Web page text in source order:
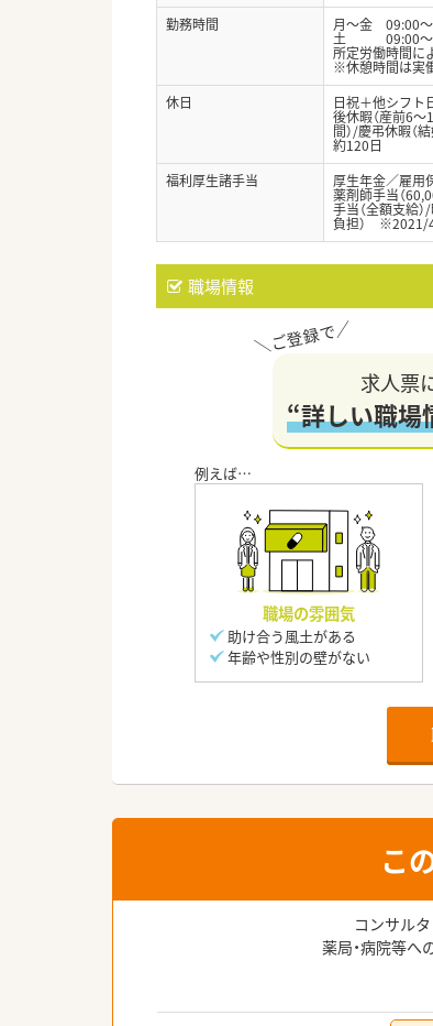
勤務時間
月～金 09:00
土 09:00～
所定労働時間に
※休憩時間は実
休日
日祝＋他シフト
後休暇（産前6～
間）/慶弔休暇（
約120日
福利厚生諸手当
厚生年金／雇用
薬剤師手当（
手当（全額支給
負担） ※2021/
職場情報
求人票
“詳しい職場
職場の雰囲気
助け合う風土がある
年齢や性別の壁がない
こ
コンサル
薬局・病院等へ